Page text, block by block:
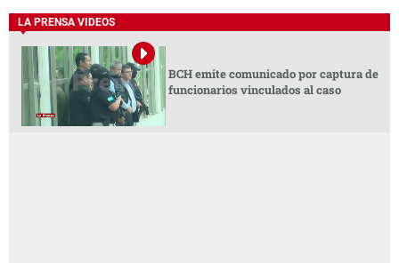
LA PRENSA VIDEOS
BCH emite comunicado por captura de
funcionarios vinculados al caso